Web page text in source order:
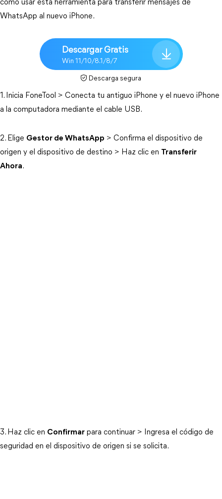
cómo usar esta herramienta para transferir mensajes de
WhatsApp al nuevo iPhone.
Descargar Gratis
Win 11/10/8.1/8/7
Descarga segura
1. Inicia FoneTool > Conecta tu antiguo iPhone y el nuevo iPhone
a la computadora mediante el cable USB.
2. Elige Gestor de WhatsApp > Confirma el dispositivo de
origen y el dispositivo de destino > Haz clic en Transferir
Ahora.
3. Haz clic en Confirmar para continuar > Ingresa el código de
seguridad en el dispositivo de origen si se solicita.